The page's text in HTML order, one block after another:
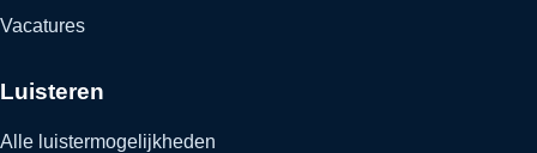
Vacatures
Luisteren
Alle luistermogelijkheden